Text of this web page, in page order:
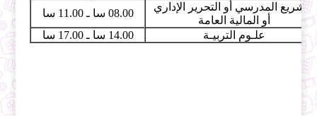
التشريع المدرسي أو التحرير الإداري
أو المالية العامة
08.00 سا ـ 11.00 سا
علـوم التربيـة
14.00 سا ـ 17.00 سا